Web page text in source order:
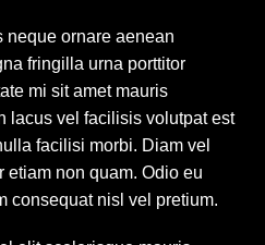
neque ornare aenean
fringilla urna porttitor
mi sit amet mauris
lacus vel facilisis volutpat est
facilisi morbi. Diam vel
etiam non quam. Odio eu
consequat nisl vel pretium.